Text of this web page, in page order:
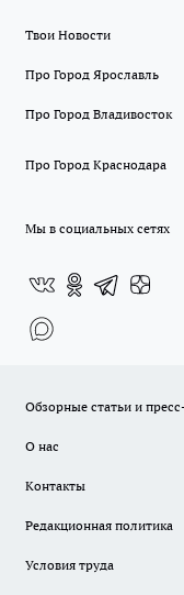
Твои Новости
Про Город Ярославль
Про Город Владивосток
Про Город Краснодара
Мы в социальных сетях
Обзорные статьи и
О нас
Контакты
Редакционная политика
Условия труда